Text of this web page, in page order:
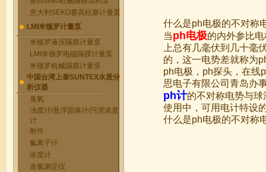
意大利SEKO赛高柱塞计量泵
LMI米顿罗计量泵
米顿罗液压隔膜计量泵
LMI米顿罗电磁隔膜计量泵
米顿罗机械隔膜计量泵
中国台湾上泰SUNTEX水质分
析仪器
臭氧
浊度计/悬浮固体计/污泥浓度
计
附件
氟离子计
浓度计
余氯测定仪
什么是ph电极的不对称
当ph电极的内外参比
上总有几毫伏到几十毫
的，这一电势差就称为
ph电极，ph探头，在线
思电子有限公司青岛办
ph计的不对称电势与
使用中，可用电计特设
什么是ph电极的不对称